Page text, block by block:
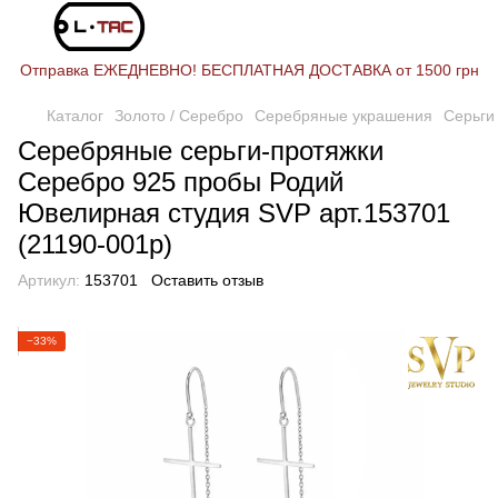
Отправка ЕЖЕДНЕВНО! БЕСПЛАТНАЯ ДОСТАВКА от 1500 грн
Каталог Золото / Серебро Серебряные украшения Серьги
Серебряные серьги-протяжки
Серебро 925 пробы Родий
Ювелирная студия SVP арт.153701
(21190-001р)
Артикул: 153701 Оставить отзыв
−33%